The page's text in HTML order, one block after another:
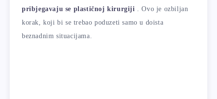
pribjegavaju se plastičnoj kirurgiji . Ovo je ozbiljan
korak, koji bi se trebao poduzeti samo u doista
beznadnim situacijama.